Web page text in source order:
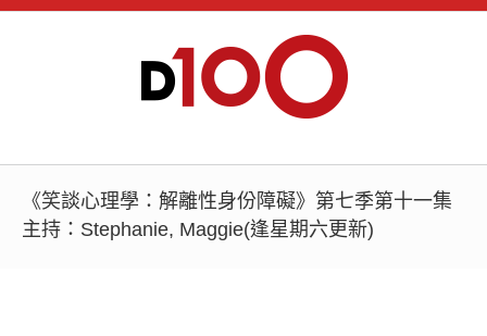
《笑談心理學：解離性身份障礙》第七季第十一集
主持：Stephanie, Maggie(逢星期六更新)